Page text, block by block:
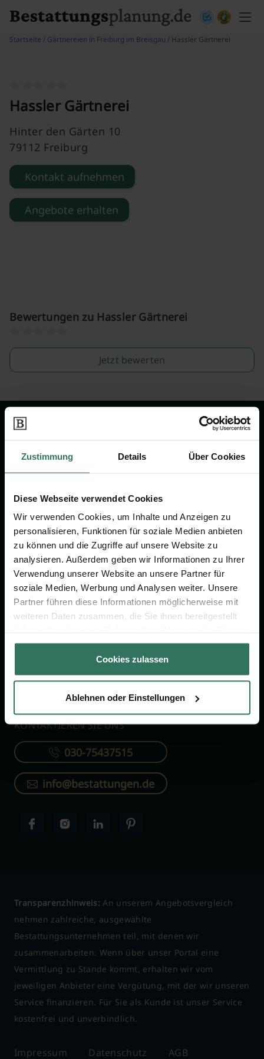
Zustimmung Details Über Cookies
Diese Webseite verwendet Cookies
Wir verwenden Cookies, um Inhalte und Anzeigen zu
personalisieren, Funktionen für soziale Medien anbieten
zu können und die Zugriffe auf unsere Website zu
analysieren. Außerdem geben wir Informationen zu Ihrer
Verwendung unserer Website an unsere Partner für
soziale Medien, Werbung und Analysen weiter. Unsere
Partner führen diese Informationen möglicherweise mit
weiteren Daten zusammen, die Sie ihnen bereitgestellt
gesammelt haben.
Cookies zulassen
Ablehnen oder Einstellungen
Startseite / Gärtnereien in Freiburg im Breisgau / Hassler Gärtnerei
Hassler Gärtnerei
Hinter den Gärten 10
79112 Freiburg
Kontakt aufnehmen
Angebote erhalten
Bewertungen zu Hassler Gärtnerei
Jetzt bewerten
Wir sind Ihr Ansprechpartner rund
um das Thema Bestattung &
Vorsorge.
Jetzt beraten lassen
FÜR SIE
Vergleich
Ratgeber
Verzeichnis
FÜR BESTATTER
Online-Portal
Kostenlos registrieren
KONTAKTIEREN SIE UNS
030-75437515
info@bestattungen.de
Transparenzhinweis: An unserem Angebotsvergleich
nehmen zahlreiche, ausgewählte
Bestattungsunternehmen teil, mit denen wir
zusammenarbeiten. Wenn über unser Portal eine
Vermittlung zu Stande kommt, erhalten wir vom
jeweiligen Anbieter eine Vergütung, mit der wir unseren
Service finanzieren. Für Sie als Kunde ist unser Service
kostenfrei und unverbindlich.
Impressum Datenschutz AGB